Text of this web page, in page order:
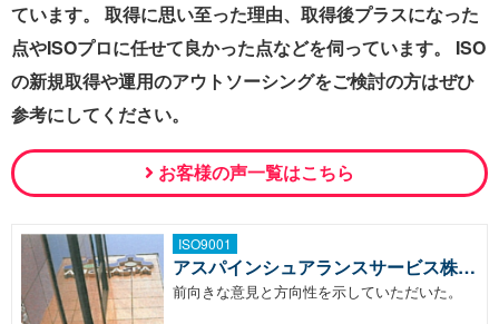
ています。 取得に思い至った理由、取得後プラスになった
点やISOプロに任せて良かった点などを伺っています。 ISO
の新規取得や運用のアウトソーシングをご検討の方はぜひ
参考にしてください。
お客様の声一覧はこちら
ISO9001
アスパインシュアランスサービス株式
会社様
前向きな意見と方向性を示していただいた。